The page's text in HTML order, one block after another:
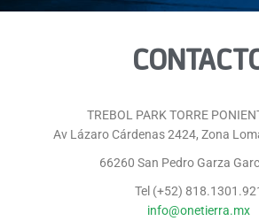
TREBOL PARK TORRE
Av Lázaro Cárdenas 2424, Zona
66260 San Pedro Garza
Tel (+52)
info@onetierra.mx